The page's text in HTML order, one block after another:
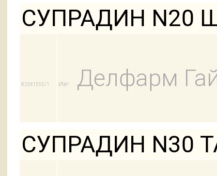
СУПРАДИН N20
82581555/1 Изг: Делфарм
СУПРАДИН N30